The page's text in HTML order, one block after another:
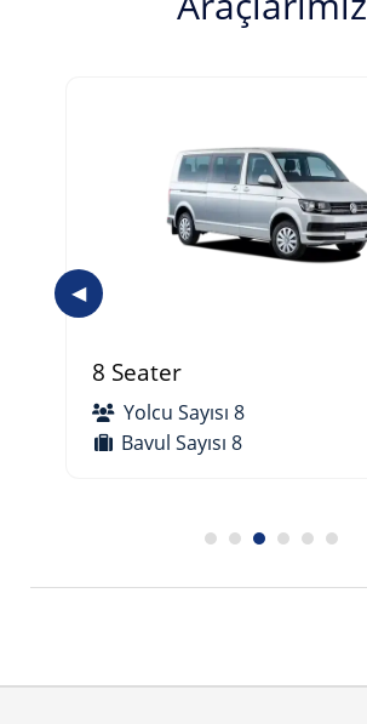
◀
8 Seater
Yolcu Sayısı 8
Bavul Sayısı 8